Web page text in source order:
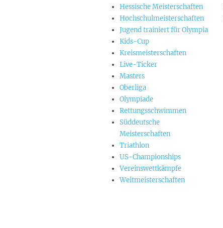
Hessische Meisterschaften
Hochschulmeisterschaften
Jugend trainiert für Olympia
Kids-Cup
Kreismeisterschaften
Live-Ticker
Masters
Oberliga
Olympiade
Rettungsschwimmen
Süddeutsche
Meisterschaften
Triathlon
US-Championships
Vereinswettkämpfe
Weltmeisterschaften